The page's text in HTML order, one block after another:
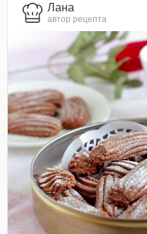
Лана
автор рецепта